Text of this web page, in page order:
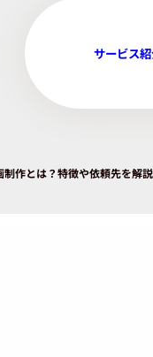
サービス
制作とは？特徴や依頼先を解説